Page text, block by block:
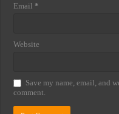
Email *
Website
Save my name, email, and
comment.